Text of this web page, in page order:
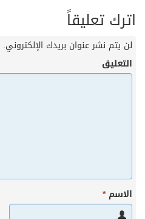
اترك تعليقاً
لن يتم نشر عنوان بريدك الإلكتروني.
التعليق
الاسم*